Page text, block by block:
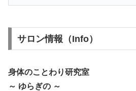
サロン情報（Info）
身体のことわり研究室
～ ゆらぎの ～